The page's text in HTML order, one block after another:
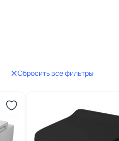
Сбросить все фильтры